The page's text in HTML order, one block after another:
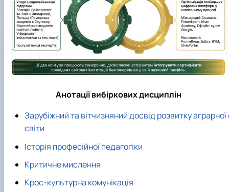
Анотації вибіркових дисциплін
Зарубіжний та вітчизняний досвід розвитку аграрної
світи
Історія професійної педагогіки
Критичне мислення
Крос-культурна комунікація